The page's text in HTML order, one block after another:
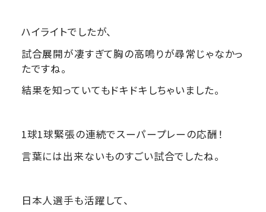
ハイライトでしたが、
試合展開が凄すぎて胸の高鳴りが尋常じゃなかっ
たですね。
結果を知っていてもドキドキしちゃいました。
1球1球緊張の連続でスーパープレーの応酬！
言葉には出来ないものすごい試合でしたね。
日本人選手も活躍して、